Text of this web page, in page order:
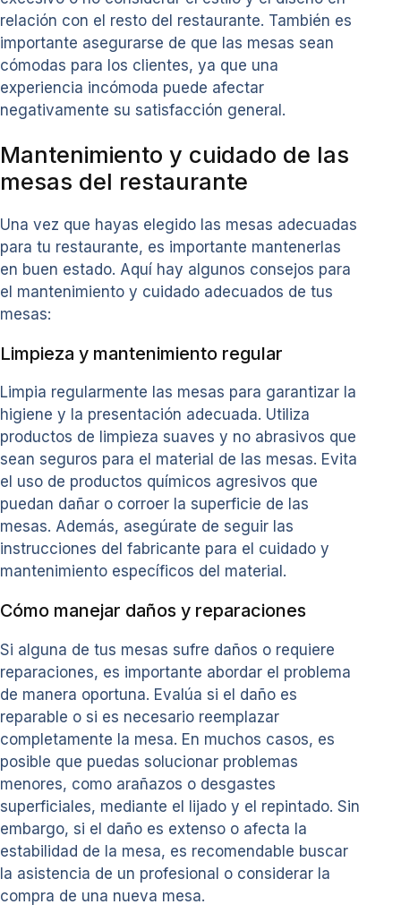
relación con el resto del restaurante. También es
importante asegurarse de que las mesas sean
cómodas para los clientes, ya que una
experiencia incómoda puede afectar
negativamente su satisfacción general.
Mantenimiento y cuidado de las
mesas del restaurante
Una vez que hayas elegido las mesas adecuadas
para tu restaurante, es importante mantenerlas
en buen estado. Aquí hay algunos consejos para
el mantenimiento y cuidado adecuados de tus
mesas:
Limpieza y mantenimiento regular
Limpia regularmente las mesas para garantizar la
higiene y la presentación adecuada. Utiliza
productos de limpieza suaves y no abrasivos que
sean seguros para el material de las mesas. Evita
el uso de productos químicos agresivos que
puedan dañar o corroer la superficie de las
mesas. Además, asegúrate de seguir las
instrucciones del fabricante para el cuidado y
mantenimiento específicos del material.
Cómo manejar daños y reparaciones
Si alguna de tus mesas sufre daños o requiere
reparaciones, es importante abordar el problema
de manera oportuna. Evalúa si el daño es
reparable o si es necesario reemplazar
completamente la mesa. En muchos casos, es
posible que puedas solucionar problemas
menores, como arañazos o desgastes
superficiales, mediante el lijado y el repintado. Sin
embargo, si el daño es extenso o afecta la
estabilidad de la mesa, es recomendable buscar
la asistencia de un profesional o considerar la
compra de una nueva mesa.